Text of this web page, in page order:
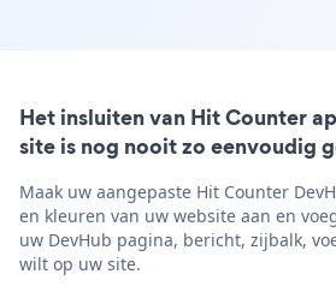
Het insluiten van Hit Counter
site is nog nooit zo eenvoudig
Maak uw aangepaste Hit Counter
en kleuren van uw website aan en
uw DevHub pagina, bericht, zijbalk,
wilt op uw site.